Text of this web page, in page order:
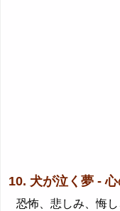
10. 犬が泣く夢 -
恐怖、悲しみ、悔し